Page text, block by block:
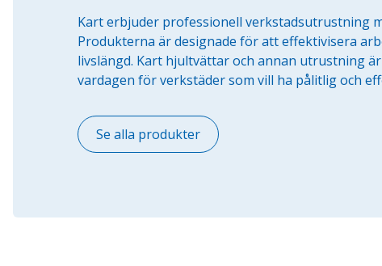
Kart erbjuder professionell verkstadsutrustning
Produkterna är designade för att effektivisera
livslängd. Kart hjultvättar och annan utrustning
vardagen för verkstäder som vill ha pålitlig och
Se alla produkter